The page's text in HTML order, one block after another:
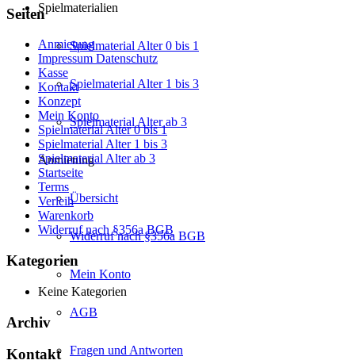
Spielmaterialien
Spielmaterial Alter 0 bis 1
Spielmaterial Alter 1 bis 3
Spielmaterial Alter ab 3
Anmietung
Übersicht
Widerruf nach §356a BGB
Mein Konto
AGB
Fragen und Antworten
Seiten
Anmietung
Impressum Datenschutz
Kasse
Kontakt
Konzept
Mein Konto
Spielmaterial Alter 0 bis 1
Spielmaterial Alter 1 bis 3
Spielmaterial Alter ab 3
Startseite
Terms
Verleih
Warenkorb
Widerruf nach §356a BGB
Kategorien
Keine Kategorien
Archiv
Kontakt